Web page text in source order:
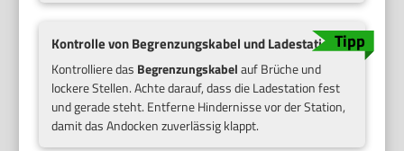
Kontrolle von Begrenzungskabel und Ladestation
Kontrolliere das Begrenzungskabelauf Brüche und
lockere Stellen. Achte darauf, dass die Ladestation fest
und gerade steht. Entferne Hindernisse vor der Station,
damit das Andocken zuverlässig klappt.